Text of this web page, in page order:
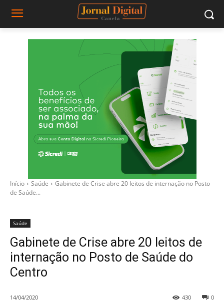
Início Saúde
Gabinete de Crise abre 20 leitos de internação no Posto
de Saúde...
Saúde
Gabinete de Crise abre 20 leitos de
internação no Posto de Saúde do
Centro
14/04/2020 0
430